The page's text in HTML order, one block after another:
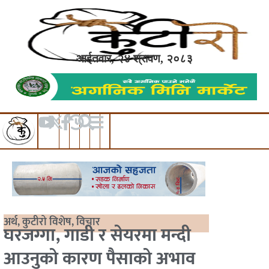
आईतवार, २४ श्रावण, २०८३
अर्थ,कुटीरो विशेष,विचार
घरजग्गा, गाडी र सेयरमा मन्दी
आउनुको कारण पैसाको अभाव